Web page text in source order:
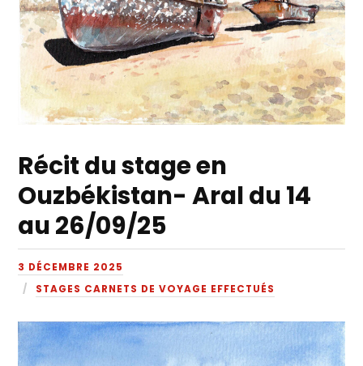
Récit du stage en
Ouzbékistan- Aral du 14
au 26/09/25
3 DÉCEMBRE 2025
STAGES CARNETS DE VOYAGE EFFECTUÉS